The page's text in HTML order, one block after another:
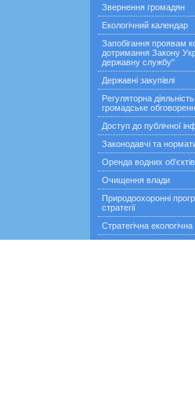
Звернення громадян
Екологічний календар
Запобігання проявам
дотримання Закону
державну службу"
Державні закупівлі
Регуляторна
громадське
Доступ до публічної
Законодавчі та
Оренда водних об'єктів
Очищення влади
Природоохоронні
стратегії
Стратегічна екологічна